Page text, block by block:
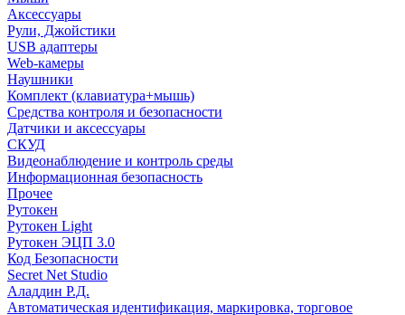
Аксессуары
Рули, Джойстики
USB адаптеры
Web-камеры
Наушники
Комплект (клавиатура+мышь)
Средства контроля и безопасности
Датчики и аксессуары
СКУД
Видеонаблюдение и контроль среды
Информационная безопасность
Прочее
Рутокен
Рутокен Light
Рутокен ЭЦП 3.0
Код Безопасности
Secret Net Studio
Аладдин Р.Д.
Автоматическая идентификация, маркировка, торговое